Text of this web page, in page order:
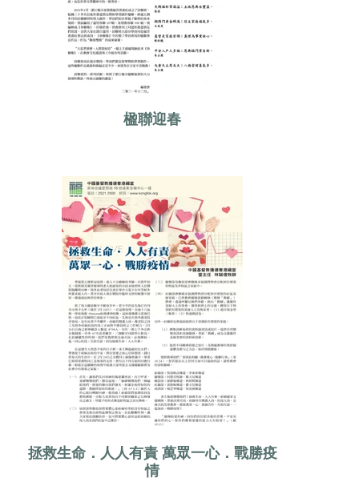
楹聯迎春
拯救生命．人人有責 萬眾一心．戰勝疫
情